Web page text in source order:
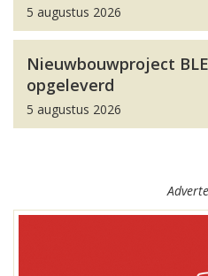
5 augustus 2026
Nieuwbouwproject
opgeleverd
5 augustus 2026